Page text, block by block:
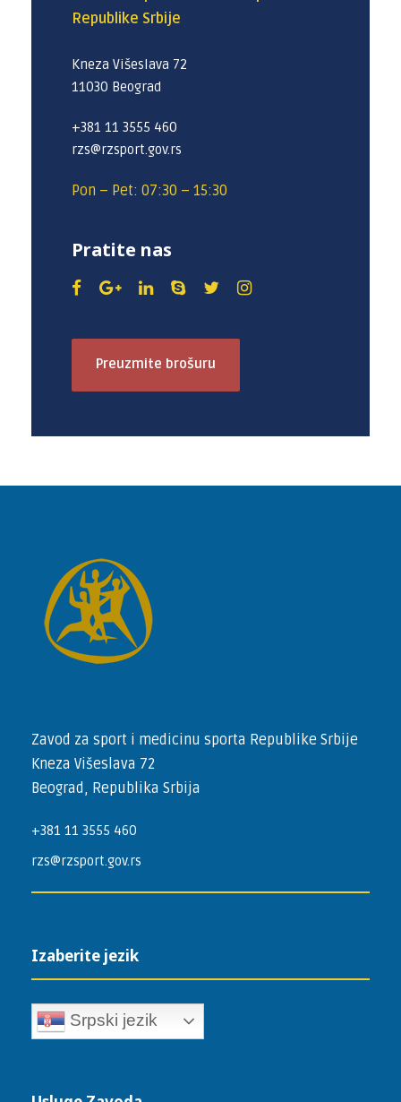
Republike Srbije
Kneza Višeslava 72
11030 Beograd
+381 11 3555 460
rzs@rzsport.gov.rs
Pon – Pet: 07:30 – 15:30
Pratite nas
Preuzmite brošuru
Zavod za sport i medicinu sporta Republike Srbije
Kneza Višeslava 72
Beograd, Republika Srbija
+381 11 3555 460
rzs@rzsport.gov.rs
Izaberite jezik
Srpski jezik